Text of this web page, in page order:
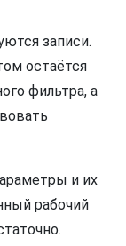
записи.
остаётся
фильтра, а
и их
рабочий